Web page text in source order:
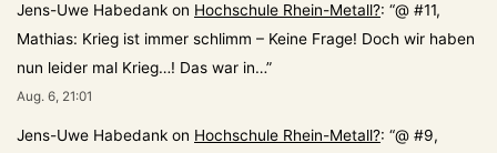
Jens-Uwe Habedank on Hochschule Rhein-Metall?: “@ #11,
Mathias: Krieg ist immer schlimm – Keine Frage! Doch wir haben
nun leider mal Krieg…! Das war in…”
Aug. 6, 21:01
Jens-Uwe Habedank on Hochschule Rhein-Metall?: “@ #9,